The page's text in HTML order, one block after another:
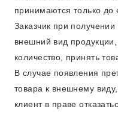
принимаются только до
Заказчик при
внешний вид продукции,
количество, принять
В случае появления
товара к внешнему
клиент в праве